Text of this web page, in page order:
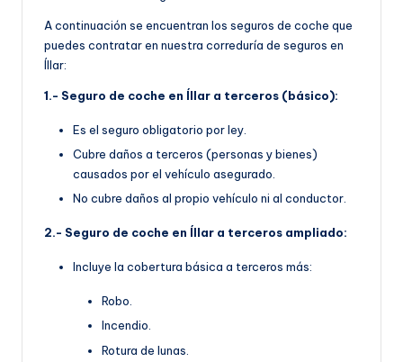
A continuación se encuentran los seguros de coche que
puedes contratar en nuestra correduría de seguros en
Íllar:
1.- Seguro de coche en Íllar a terceros (básico):
Es el seguro obligatorio por ley.
Cubre daños a terceros (personas y bienes)
causados por el vehículo asegurado.
No cubre daños al propio vehículo ni al conductor.
2.- Seguro de coche en Íllar a terceros ampliado:
Incluye la cobertura básica a terceros más:
Robo.
Incendio.
Rotura de lunas.